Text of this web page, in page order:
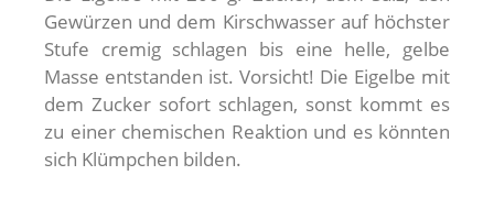
Gewürzen und dem Kirschwasser auf höchster
Stufe cremig schlagen bis eine helle, gelbe
Masse entstanden ist. Vorsicht! Die Eigelbe mit
dem Zucker sofort schlagen, sonst kommt es
zu einer chemischen Reaktion und es könnten
sich Klümpchen bilden.